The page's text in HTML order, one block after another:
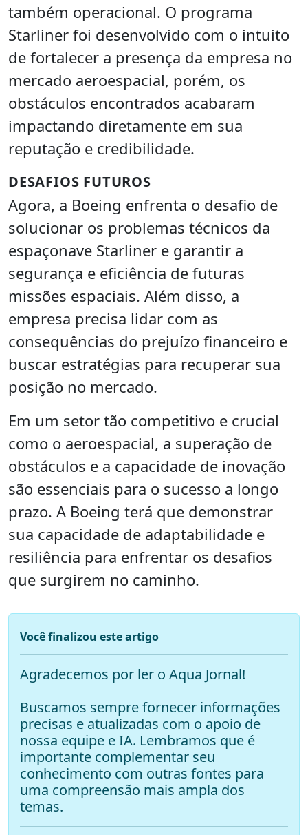
também operacional. O programa
Starliner foi desenvolvido com o intuito
de fortalecer a presença da empresa no
mercado aeroespacial, porém, os
obstáculos encontrados acabaram
impactando diretamente em sua
reputação e credibilidade.
DESAFIOS FUTUROS
Agora, a Boeing enfrenta o desafio de
solucionar os problemas técnicos da
espaçonave Starliner e garantir a
segurança e eficiência de futuras
missões espaciais. Além disso, a
empresa precisa lidar com as
consequências do prejuízo financeiro e
buscar estratégias para recuperar sua
posição no mercado.
Em um setor tão competitivo e crucial
como o aeroespacial, a superação de
obstáculos e a capacidade de inovação
são essenciais para o sucesso a longo
prazo. A Boeing terá que demonstrar
sua capacidade de adaptabilidade e
resiliência para enfrentar os desafios
que surgirem no caminho.
Você finalizou este artigo
Agradecemos por ler o Aqua Jornal!
Buscamos sempre fornecer informações
precisas e atualizadas com o apoio de
nossa equipe e IA. Lembramos que é
importante complementar seu
conhecimento com outras fontes para
uma compreensão mais ampla dos
temas.